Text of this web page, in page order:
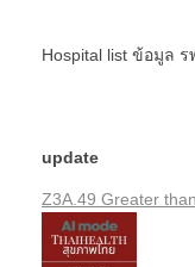
Hospital list ข้อมูล ร
update
Z3A.49 Greater